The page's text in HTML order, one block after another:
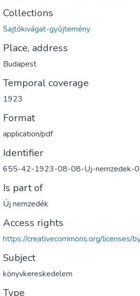
Collections
Sajtókivágat-gyűjtemény
Place, address
Budapest
Temporal coverage
1923
Format
application/pdf
Identifier
655-42-1923-08-08-Uj-nemzedek-
Is part of
Új nemzedék
Access rights
https://creativecommons.org/licenses/
Subject
könyvkereskedelem
Type